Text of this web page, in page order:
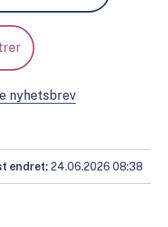
nyhetsbrev
endret 24.06.2026 08:38